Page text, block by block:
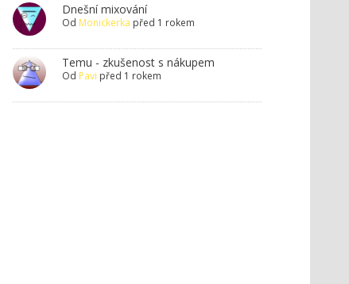
Dnešní mixování
Od Monickerka před 1 rokem
Temu - zkušenost s nákupem
Od Pavi před 1 rokem